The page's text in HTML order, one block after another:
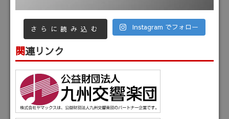
さらに読み込む Instagram でフォロー
関連リンク